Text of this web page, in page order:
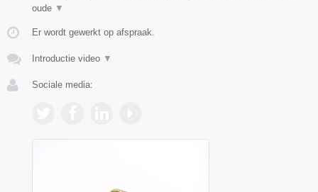
oude ▼
Er wordt gewerkt op afspraak.
Introductie video ▼
Sociale media: